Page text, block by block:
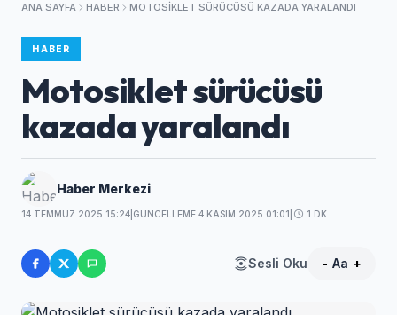
ANA SAYFA HABER MOTOSIKLET SÜRÜCÜSÜ KAZADA YARALANDI
HABER
Motosiklet sürücüsü
kazada yaralandı
Haber Merkezi
14 TEMMUZ 2025 15:24 GÜNCELLEME 4 KASIM 2025 01:01 1 DK
Sesli Oku - Aa +